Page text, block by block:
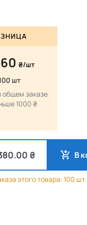
₴/шт
шт
общем заказе
1000 ₴
₴ В
этого товара: 100 шт.